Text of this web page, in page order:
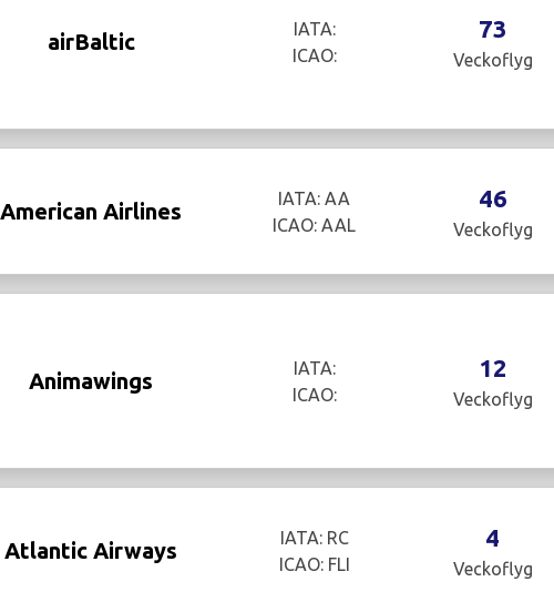
airBaltic
IATA:
ICAO:
73
Veckoflyg
American Airlines
IATA: AA
ICAO: AAL
46
Veckoflyg
Animawings
IATA:
ICAO:
12
Veckoflyg
Atlantic Airways
IATA: RC
ICAO: FLI
4
Veckoflyg